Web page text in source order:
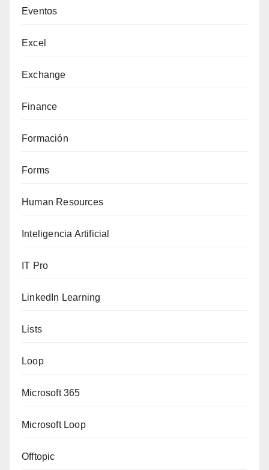
Eventos
Excel
Exchange
Finance
Formación
Forms
Human Resources
Inteligencia Artificial
IT Pro
LinkedIn Learning
Lists
Loop
Microsoft 365
Microsoft Loop
Offtopic